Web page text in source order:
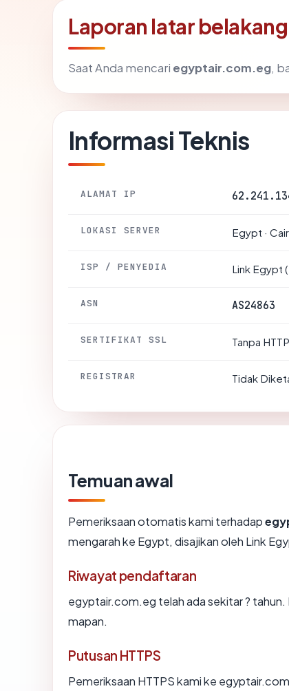
Laporan latar
Saat Anda mencari egyptair.com.eg,
Informasi Teknis
ALAMAT IP
LOKASI SERVER Egypt ·
ISP / PENYEDIA Link Egypt
ASN AS24863
SERTIFIKAT SSL Tanpa
REGISTRAR Tidak
Temuan awal
Pemeriksaan otomatis kami terhadap
mengarah ke Egypt, disajikan oleh Link
Riwayat pendaftaran
egyptair.com.eg telah ada sekitar ?
mapan.
Putusan HTTPS
Pemeriksaan HTTPS kami ke